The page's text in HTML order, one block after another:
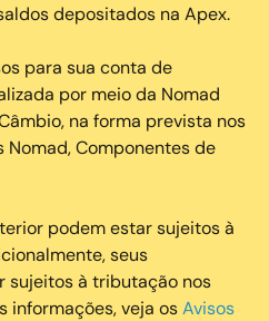
depositados na Apex.
para sua conta de
por meio da Nomad
na forma prevista nos
Nomad, Componentes de
podem estar sujeitos à
seus
sujeitos à tributação nos
informações, veja osAvisos